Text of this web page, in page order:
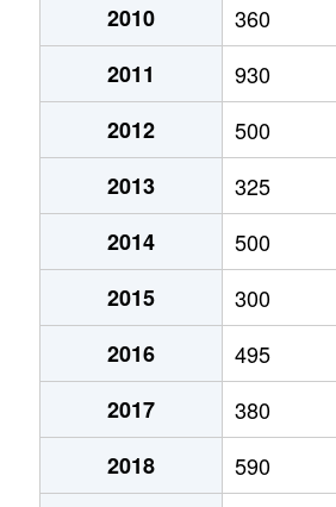
2010
360
2011
930
2012
500
2013
325
2014
500
2015
300
2016
495
2017
380
2018
590